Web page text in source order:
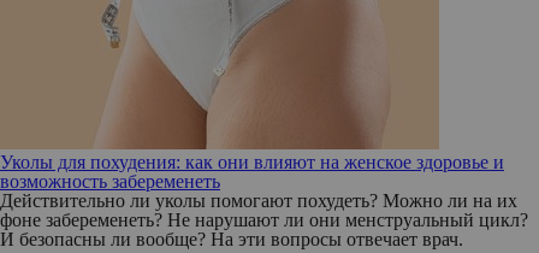
Уколы для похудения: как они влияют на женское здоровье и
возможность забеременеть
Действительно ли уколы помогают похудеть? Можно ли на их
фоне забеременеть? Не нарушают ли они менструальный цикл?
И безопасны ли вообще? На эти вопросы отвечает врач.